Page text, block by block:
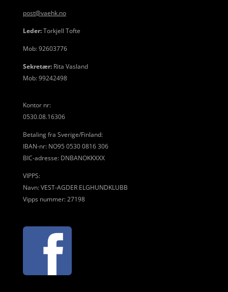
post@vaehk.no
Leder:Torkjell Tofte
Mob: 92603776
Sekretær:Rita Vasland
Mob: 99242498
Kontor nr:
0530.08.16306
Betaling fra Sverige/Finland:
IBAN-nr: NO95 0530 0816 306
BIC-adresse: DNBANOKKXXX
VIPPS:
Navn: VEST-AGDER ELGHUNDKLUBB
Vipps nummer: 27198